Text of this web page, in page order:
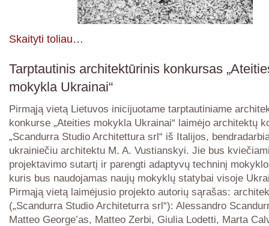
Skaityti toliau…
Tarptautinis architektūrinis konkursas
mokykla Ukrainai“
Pirmąją vietą Lietuvos inicijuotame tarptautiniame
konkurse „Ateities mokykla Ukrainai“ laimėjo architektų
„Scandurra Studio Architettura srl“ iš Italijos,
ukrainiečiu architektu M. A. Vustianskyi. Jie bus
projektavimo sutartį ir parengti adaptyvų techninį
kuris bus naudojamas naujų mokyklų statybai visoje
Pirmąją vietą laimėjusio projekto autorių sąrašas:
(„Scandurra Studio Architeturra srl“): Alessandro
Matteo George’as, Matteo Zerbi, Giulia Lodetti, Marta